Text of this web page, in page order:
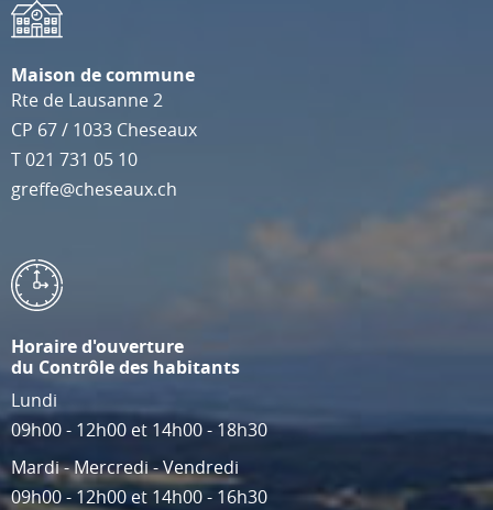
Maison de commune
Rte de Lausanne 2
CP 67/ 1033 Cheseaux
T021 731 05 10
greffe@cheseaux.ch
Horaire d'ouverture
du Contrôle des habitants
Lundi
09h00 - 12h00 et 14h00 - 18h30
Mardi - Mercredi - Vendredi
09h00 - 12h00 et 14h00 - 16h30